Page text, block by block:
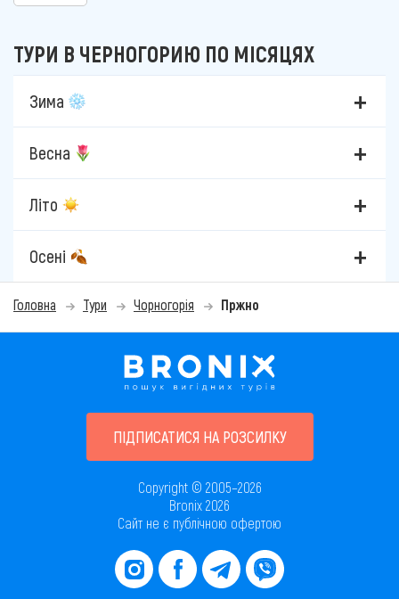
ТУРИ В ЧЕРНОГОРИЮ ПО МІСЯЦЯХ
Зима
Весна
Літо
Осені
Головна Тури Чорногорія Пржно
ПІДПИСАТИСЯ НА РОЗСИЛКУ
Copyright © 2005–2026
Bronix 2026
Сайт не є публічною офертою